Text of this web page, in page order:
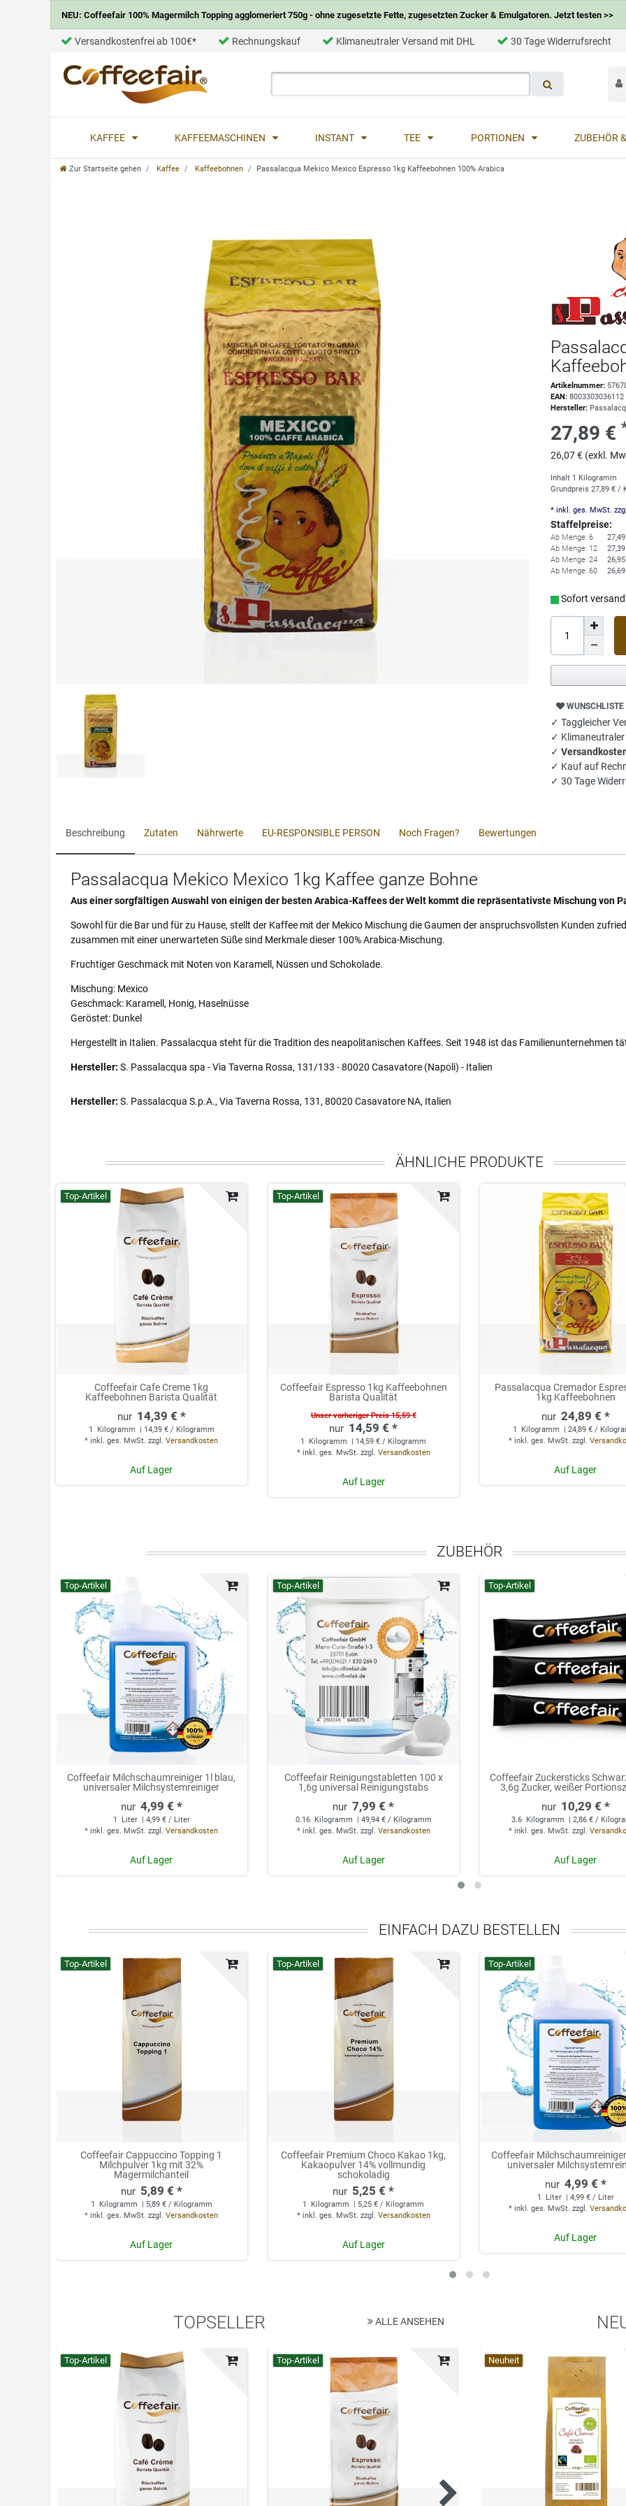
NEU: Coffeefair 100% Magermilch Topping agglomeriert 750g - ohne zugesetzte Fette, zugesetzten Zucker & Emulgatoren. Jetzt testen >>
Versandkostenfrei ab 100€* Rechnungskauf Klimaneutraler Versand mit DHL 30 Tage Widerrufsrecht
KAFFEE KAFFEEMASCHINEN INSTANT TEE PORTIONEN ZUBEHÖR
Zur Startseite gehen Kaffee Kaffeebohnen Passalacqua Mekico Mexico Espresso 1kg Kaffeebohnen 100% Arabica
Artikelnummer:
EAN:8003303036112
Hersteller:
27,89 €
26,07 € (exkl.
Inhalt 1 Kilogramm
Grundpreis27,89 € /
* inkl. ges. MwSt.
Staffelpreise:
Ab Menge: 6
Ab Menge: 12
Ab Menge: 24
Ab Menge: 60
Sofort
WUNSCHLISTE
✓ Taggleicher
✓ Klimaneutraler
✓
✓ Kauf auf
✓ 30 Tage
Beschreibung Zutaten Nährwerte EU-RESPONSIBLE PERSON Noch Fragen? Bewertungen
Passalacqua Mekico Mexico 1kg Kaffee ganze Bohne
Aus einer sorgfältigen Auswahl von einigen der besten Arabica-Kaffees der Welt kommt die repräsentativste Mischung von
Sowohl für die Bar und für zu Hause, stellt der Kaffee mit der Mekico Mischung die Gaumen der anspruchsvollsten Kunden
zusammen mit einer unerwarteten Süße sind Merkmale dieser 100% Arabica-Mischung.
Fruchtiger Geschmack mit Noten von Karamell, Nüssen und Schokolade.
Mischung: Mexico
Geschmack: Karamell, Honig, Haselnüsse
Geröstet: Dunkel
Hergestellt in Italien. Passalacqua steht für die Tradition des neapolitanischen Kaffees. Seit 1948 ist das Familienunternehmen
Hersteller: S. Passalacqua spa - Via Taverna Rossa, 131/133 - 80020 Casavatore (Napoli) - Italien
Hersteller: S. Passalacqua S.p.A., Via Taverna Rossa, 131, 80020 Casavatore NA, Italien
ÄHNLICHE PRODUKTE
Top-Artikel
Coffeefair Cafe Creme 1kg
Kaffeebohnen Barista Qualität
14,39 € *
1 Kilogramm
| 14,39 € / Kilogramm
*inkl. ges. MwSt. zzgl.Versandkosten
Auf Lager
Top-Artikel
Coffeefair Espresso 1kg Kaffeebohnen
Barista Qualität
Unser vorheriger Preis 15,59 €
14,59 € *
1 Kilogramm
| 14,59 € / Kilogramm
* inkl. ges. MwSt. zzgl. Versandkosten
Auf Lager
Passalacqua Cremador
1kg Kaffeebohnen
24,89 € *
1 Kilogramm
| 24,89 € /
*inkl. ges. MwSt. zzgl.
Auf Lager
ZUBEHÖR
Top-Artikel
Coffeefair Milchschaumreiniger 1l blau,
universaler Milchsystemreiniger
4,99 € *
1 Liter | 4,99 € / Liter
*inkl. ges. MwSt. zzgl.Versandkosten
Auf Lager
Top-Artikel
Coffeefair Reinigungstabletten 100 x
1,6g universal Reinigungstabs
7,99 € *
0.16 Kilogramm
| 49,94 € / Kilogramm
* inkl. ges. MwSt. zzgl. Versandkosten
Auf Lager
Top-Artikel
Coffeefair Zuckersticks
3,6g Zucker, weißer
10,29 € *
3.6 Kilogramm
| 2,86 € /
*inkl. ges. MwSt. zzgl.
Auf Lager
EINFACH DAZU BESTELLEN
Top-Artikel
Coffeefair Cappuccino Topping 1
Milchpulver 1kg mit 32%
Magermilchanteil
5,89 € *
1 Kilogramm
| 5,89 € / Kilogramm
*inkl. ges. MwSt. zzgl.Versandkosten
Auf Lager
Top-Artikel
Coffeefair Premium Choco Kakao 1kg,
Kakaopulver 14% vollmundig
schokoladig
5,25 € *
1 Kilogramm
| 5,25 € / Kilogramm
* inkl. ges. MwSt. zzgl. Versandkosten
Auf Lager
Top-Artikel
Coffeefair
universaler
4,99 € *
1 Liter
| 4,99 € / Liter
*inkl. ges. MwSt. zzgl.
Auf Lager
TOPSELLER ALLE ANSEHEN
Top-Artikel Top-Artikel Top-Artikel
Neuheit